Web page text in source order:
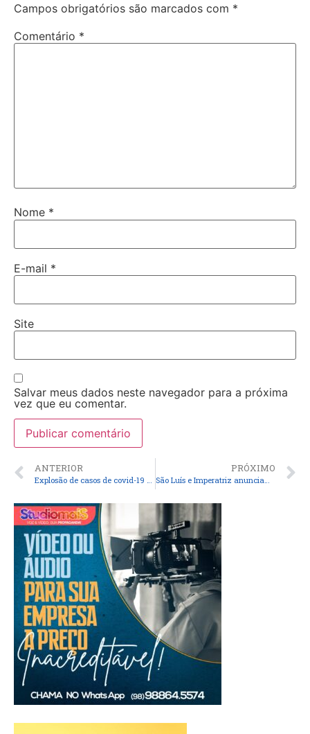
Campos obrigatórios são marcados com *
Comentário *
Nome *
E-mail *
Site
Salvar meus dados neste navegador para a próxima
vez que eu comentar.
ANTERIOR PRÓXIMO